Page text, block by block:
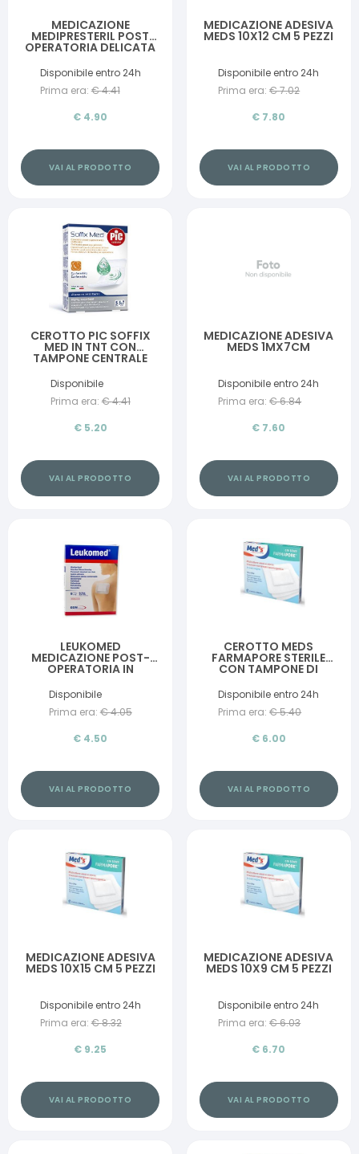
MEDICAZIONE
MEDIPRESTERIL POST
OPERATORIA DELICATA
Disponibile entro 24h
Prima era: €4.41
€ 4.90
VAI AL PRODOTTO
MEDICAZIONE ADESIVA
MEDS 10X12 CM 5 PEZZI
Disponibile entro 24h
Prima era: €7.02
€ 7.80
VAI AL PRODOTTO
CEROTTO PIC SOFFIX
MED IN TNT CON
TAMPONE CENTRALE
MONOUSO 5X7 CM
ANTIBATTERICO 5 PEZZI
Disponibile
Prima era: €4.41
€ 5.20
VAI AL PRODOTTO
MEDICAZIONE ADESIVA
MEDS 1MX7CM
Disponibile entro 24h
Prima era: €6.84
€ 7.60
VAI AL PRODOTTO
LEUKOMED
MEDICAZIONE POST-
OPERATORIA IN
7,2 X 5 CM
Disponibile
Prima era: €4.05
€ 4.50
VAI AL PRODOTTO
CEROTTO MEDS
FARMAPORE STERILE
CON TAMPONE DI
BORDI ADESIVI 6X9 CM 5
PEZZI
Disponibile entro 24h
Prima era: €5.40
€ 6.00
VAI AL PRODOTTO
MEDICAZIONE ADESIVA
MEDS 10X15 CM 5 PEZZI
Disponibile entro 24h
Prima era: €8.32
€ 9.25
VAI AL PRODOTTO
MEDICAZIONE ADESIVA
MEDS 10X9 CM 5 PEZZI
Disponibile entro 24h
Prima era: €6.03
€ 6.70
VAI AL PRODOTTO